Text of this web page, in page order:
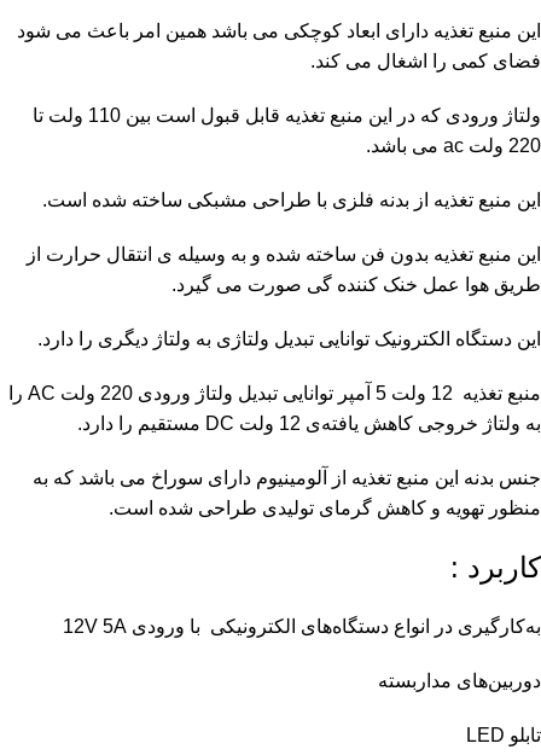
این منبع تغذیه دارای ابعاد کوچکی می باشد همین امر باعث می شود
فضای کمی را اشغال می کند.
ولتاژ ورودی که در این منبع تغذیه قابل قبول است بین 110 ولت تا
220 ولت ac می باشد.
این منبع تغذیه از بدنه فلزی با طراحی مشبکی ساخته شده است.
این منبع تغذیه بدون فن ساخته شده و به وسیله ی انتقال حرارت از
طریق هوا عمل خنک کننده گی صورت می گیرد.
این دستگاه الکترونیک توانایی تبدیل ولتاژی به ولتاژ دیگری را دارد.
منبع تغذیه
12 ولت 5 آمپر توانایی تبدیل ولتاژ ورودی 220 ولت AC را
به ولتاژ خروجی کاهش یافته‌ی 12 ولت DC مستقیم را دارد.
جنس بدنه این منبع تغذیه از آلومینیوم دارای سوراخ می باشد که به
منظور تهویه و کاهش گرمای تولیدی طراحی شده است.
کاربرد :
به‌کارگیری در انواع دستگاه‌های الکترونیکی با ورودی 12V 5A
دوربین‌های مداربسته
تابلو LED